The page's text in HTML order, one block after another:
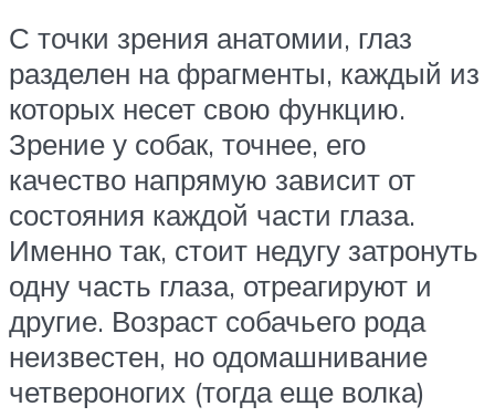
С точки зрения анатомии, глаз
разделен на фрагменты, каждый из
которых несет свою функцию.
Зрение у собак, точнее, его
качество напрямую зависит от
состояния каждой части глаза.
Именно так, стоит недугу затронуть
одну часть глаза, отреагируют и
другие. Возраст собачьего рода
неизвестен, но одомашнивание
четвероногих (тогда еще волка)